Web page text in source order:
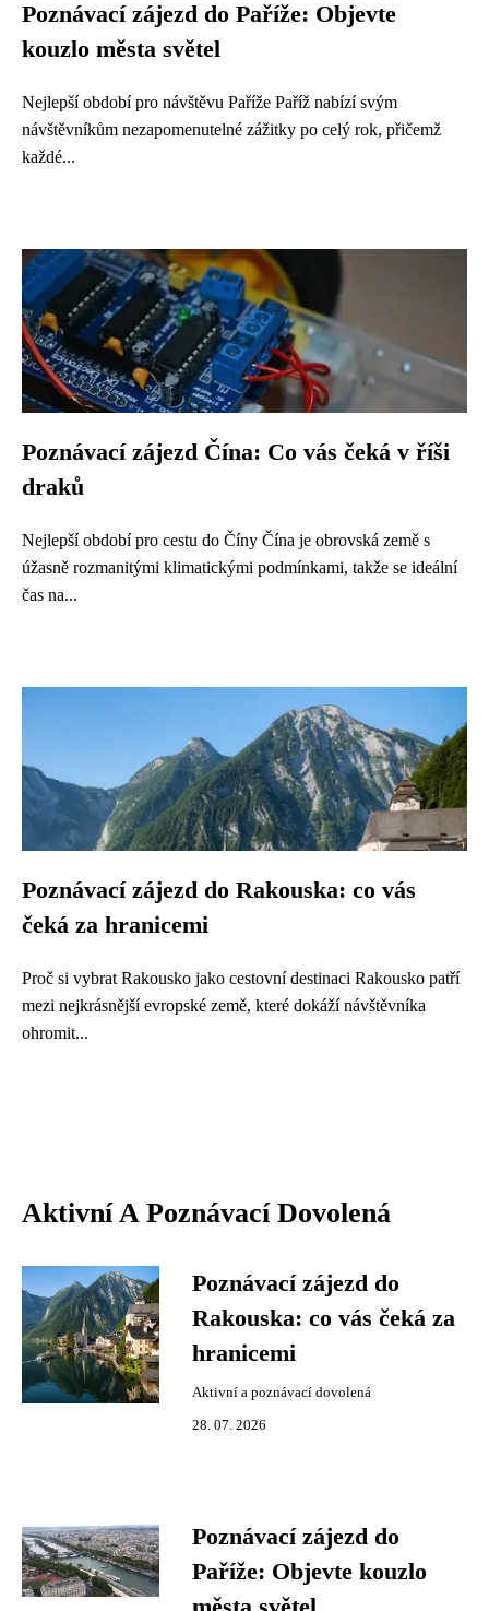
Poznávací zájezd do Paříže: Objevte
kouzlo města světel
Nejlepší období pro návštěvu Paříže Paříž nabízí svým
návštěvníkům nezapomenutelné zážitky po celý rok, přičemž
každé...
Poznávací zájezd Čína: Co vás čeká v říši
draků
Nejlepší období pro cestu do Číny Čína je obrovská země s
úžasně rozmanitými klimatickými podmínkami, takže se ideální
čas na...
Poznávací zájezd do Rakouska: co vás
čeká za hranicemi
Proč si vybrat Rakousko jako cestovní destinaci Rakousko patří
mezi nejkrásnější evropské země, které dokáží návštěvníka
ohromit...
Aktivní A Poznávací Dovolená
Poznávací zájezd do
Rakouska: co vás čeká za
hranicemi
Aktivní a poznávací dovolená
28. 07. 2026
Poznávací zájezd do
Paříže: Objevte kouzlo